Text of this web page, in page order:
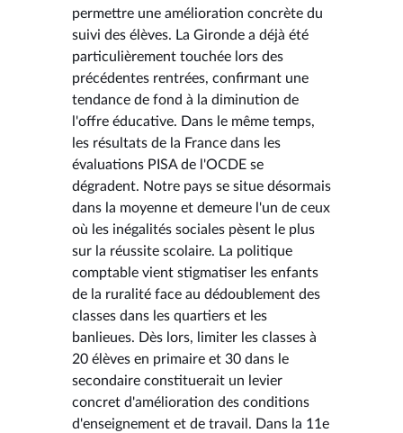
permettre une amélioration concrète du
suivi des élèves. La Gironde a déjà été
particulièrement touchée lors des
précédentes rentrées, confirmant une
tendance de fond à la diminution de
l'offre éducative. Dans le même temps,
les résultats de la France dans les
évaluations PISA de l'OCDE se
dégradent. Notre pays se situe désormais
dans la moyenne et demeure l'un de ceux
où les inégalités sociales pèsent le plus
sur la réussite scolaire. La politique
comptable vient stigmatiser les enfants
de la ruralité face au dédoublement des
classes dans les quartiers et les
banlieues. Dès lors, limiter les classes à
20 élèves en primaire et 30 dans le
secondaire constituerait un levier
concret d'amélioration des conditions
d'enseignement et de travail. Dans la 11e